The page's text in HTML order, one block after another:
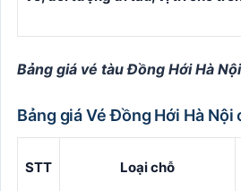
Bảng giá vé tàu Đồng Hới Hà
Bảng giá Vé Đồng Hới Hà Nội
STT Loại chỗ